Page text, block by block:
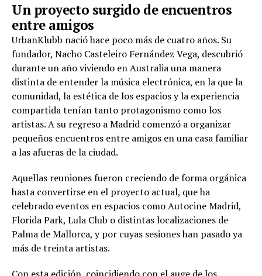
Un proyecto surgido de encuentros
entre amigos
UrbanKlubb nació hace poco más de cuatro años. Su
fundador, Nacho Casteleiro Fernández Vega, descubrió
durante un año viviendo en Australia una manera
distinta de entender la música electrónica, en la que la
comunidad, la estética de los espacios y la experiencia
compartida tenían tanto protagonismo como los
artistas. A su regreso a Madrid comenzó a organizar
pequeños encuentros entre amigos en una casa familiar
a las afueras de la ciudad.
Aquellas reuniones fueron creciendo de forma orgánica
hasta convertirse en el proyecto actual, que ha
celebrado eventos en espacios como Autocine Madrid,
Florida Park, Lula Club o distintas localizaciones de
Palma de Mallorca, y por cuyas sesiones han pasado ya
más de treinta artistas.